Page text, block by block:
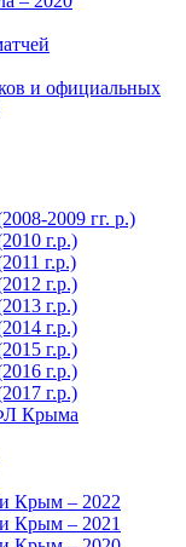
и официальных
2009 гг. р.)
г.р.)
г.р.)
г.р.)
г.р.)
г.р.)
г.р.)
г.р.)
г.р.)
Крыма
Крым – 2022
Крым – 2021